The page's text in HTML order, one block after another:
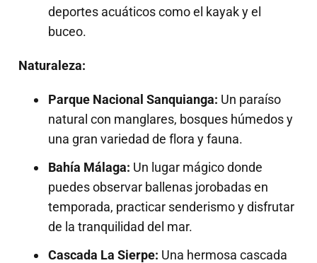
deportes acuáticos como el kayak y el
buceo.
Naturaleza:
Parque Nacional Sanquianga: Un paraíso
natural con manglares, bosques húmedos y
una gran variedad de flora y fauna.
Bahía Málaga: Un lugar mágico donde
puedes observar ballenas jorobadas en
temporada, practicar senderismo y disfrutar
de la tranquilidad del mar.
Cascada La Sierpe: Una hermosa cascada